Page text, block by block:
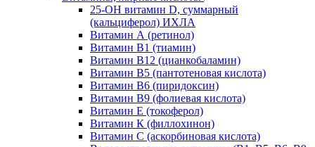
25-OH витамин D, суммарный
(кальциферол) ИХЛА
Витамин А (ретинол)
Витамин В1 (тиамин)
Витамин В12 (цианкобаламин)
Витамин В5 (пантотеновая кислота)
Витамин В6 (пиридоксин)
Витамин В9 (фолиевая кислота)
Витамин Е (токоферол)
Витамин К (филлохинон)
Витамин С (аскорбиновая кислота)